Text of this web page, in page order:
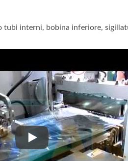
tubi interni, bobina inferiore,
Macchina per imballaggio